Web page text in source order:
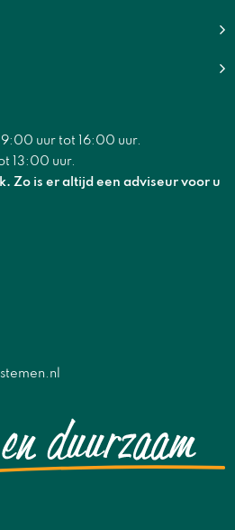
uur tot 16:00 uur.
13:00 uur.
Zo is er altijd een adviseur voor u